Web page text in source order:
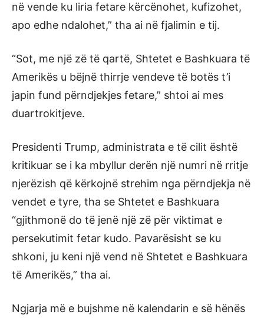
në vende ku liria fetare kërcënohet, kufizohet,
apo edhe ndalohet,” tha ai në fjalimin e tij.
“Sot, me një zë të qartë, Shtetet e Bashkuara të
Amerikës u bëjnë thirrje vendeve të botës t’i
japin fund përndjekjes fetare,” shtoi ai mes
duartrokitjeve.
Presidenti Trump, administrata e të cilit është
kritikuar se i ka mbyllur derën një numri në rritje
njerëzish që kërkojnë strehim nga përndjekja në
vendet e tyre, tha se Shtetet e Bashkuara
“gjithmonë do të jenë një zë për viktimat e
persekutimit fetar kudo. Pavarësisht se ku
shkoni, ju keni një vend në Shtetet e Bashkuara
të Amerikës,” tha ai.
Ngjarja më e bujshme në kalendarin e së hënës